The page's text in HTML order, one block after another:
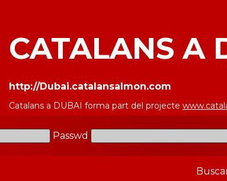
CATALANS A
http://Dubai.catalansalmon.com
Catalans a DUBAI forma part del projecte
Passwd